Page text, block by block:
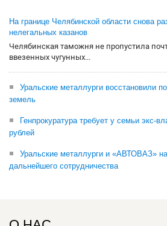
На границе Челябинской области снова
нелегальных казанов
Челябинская таможня не пропустила
ввезенных чугунных...
Уральские металлурги восстановили
земель
Генпрокуратура требует у семьи
рублей
Уральские металлурги и «АВТОВАЗ»
дальнейшего сотрудничества